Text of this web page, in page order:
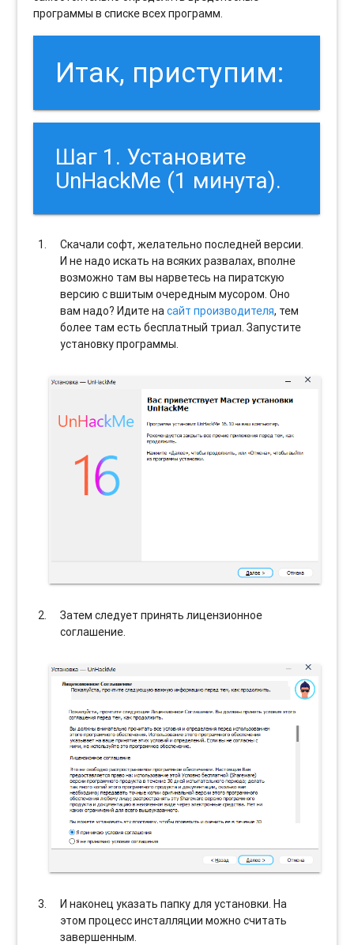
программы в списке всех программ.
Итак, приступим:
Шаг 1. Установите
UnHackMe (1 минута).
Скачали софт, желательно последней версии.
И не надо искать на всяких развалах, вполне
возможно там вы нарветесь на пиратскую
версию с вшитым очередным мусором. Оно
вам надо? Идите насайт производителя, тем
более там есть бесплатный триал. Запустите
установку программы.
Затем следует принять лицензионное
соглашение.
И наконец указать папку для установки. На
этом процесс инсталляции можно считать
завершенным.